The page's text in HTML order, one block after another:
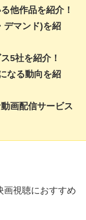
他作品を紹介！
デマンド)を紹
5社を紹介！
なる動向を紹
画配信サービス
画視聴におすすめ